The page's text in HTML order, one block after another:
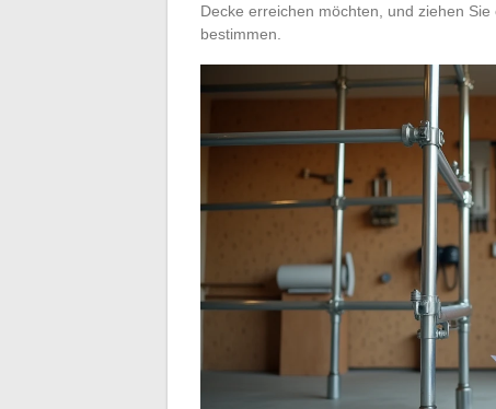
Decke erreichen möchten, und ziehen
bestimmen.